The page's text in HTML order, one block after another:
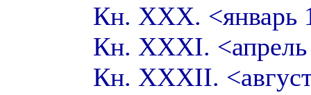
Кн. XXX. <январь
Кн. XXXI.
Кн. XXXII.